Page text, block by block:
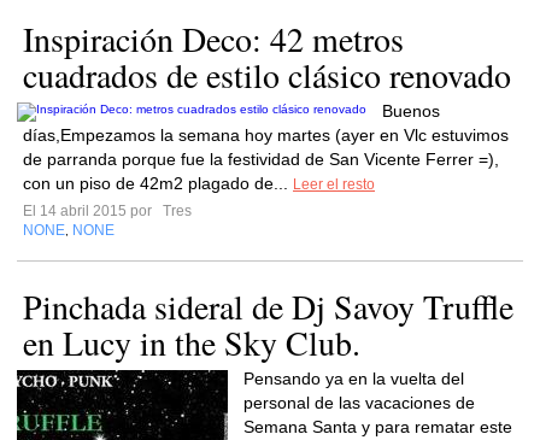
Inspiración Deco: 42 metros
cuadrados de estilo clásico renovado
Buenos
días,Empezamos la semana hoy martes (ayer en Vlc estuvimos
de parranda porque fue la festividad de San Vicente Ferrer =),
con un piso de 42m2 plagado de...
Leer el resto
El 14 abril 2015 por
Tres
NONE NONE
Pinchada sideral de Dj Savoy Truffle
en Lucy in the Sky Club.
Pensando ya en la vuelta del
personal de las vacaciones de
Semana Santa y para rematar este